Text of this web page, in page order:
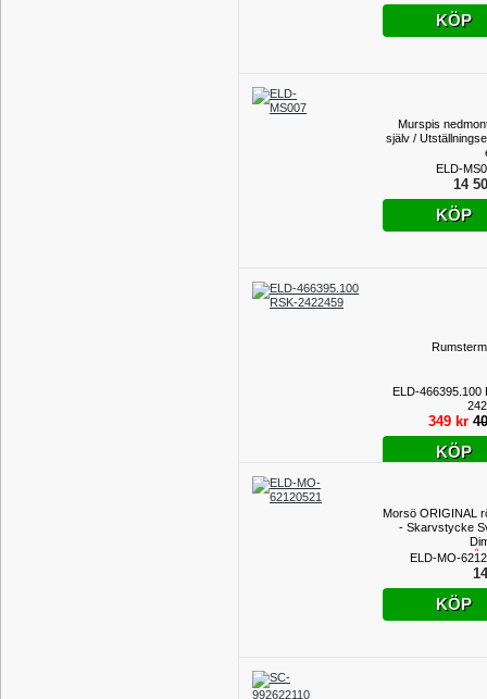
KÖP
Murspis
själv /
ELD-
14
KÖP
ELD-466395.100
349 kr
KÖP
Morsö ORIGINAL
- Skarvstycke
ELD-MO-
KÖP